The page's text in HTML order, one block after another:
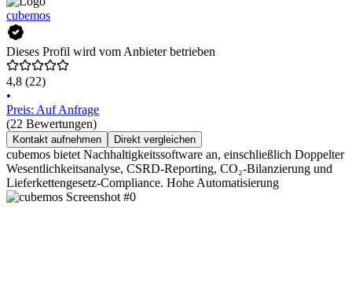
cubemos
Dieses Profil wird vom Anbieter betrieben
4,8 (22)
•
Preis: Auf Anfrage
(22 Bewertungen)
Kontakt aufnehmen Direkt vergleichen
cubemos bietet Nachhaltigkeitssoftware an, einschließlich Doppelter
Wesentlichkeitsanalyse, CSRD-Reporting, CO₂-Bilanzierung und
Lieferkettengesetz-Compliance. Hohe Automatisierung